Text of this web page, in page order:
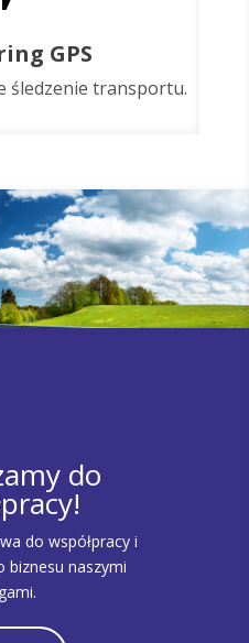
GPS
śledzenie transportu.
do
do współpracy i
biznesu naszymi